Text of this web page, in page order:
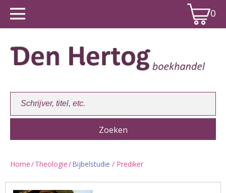
0
Home/Theologie/Bijbelstudie / Prediker